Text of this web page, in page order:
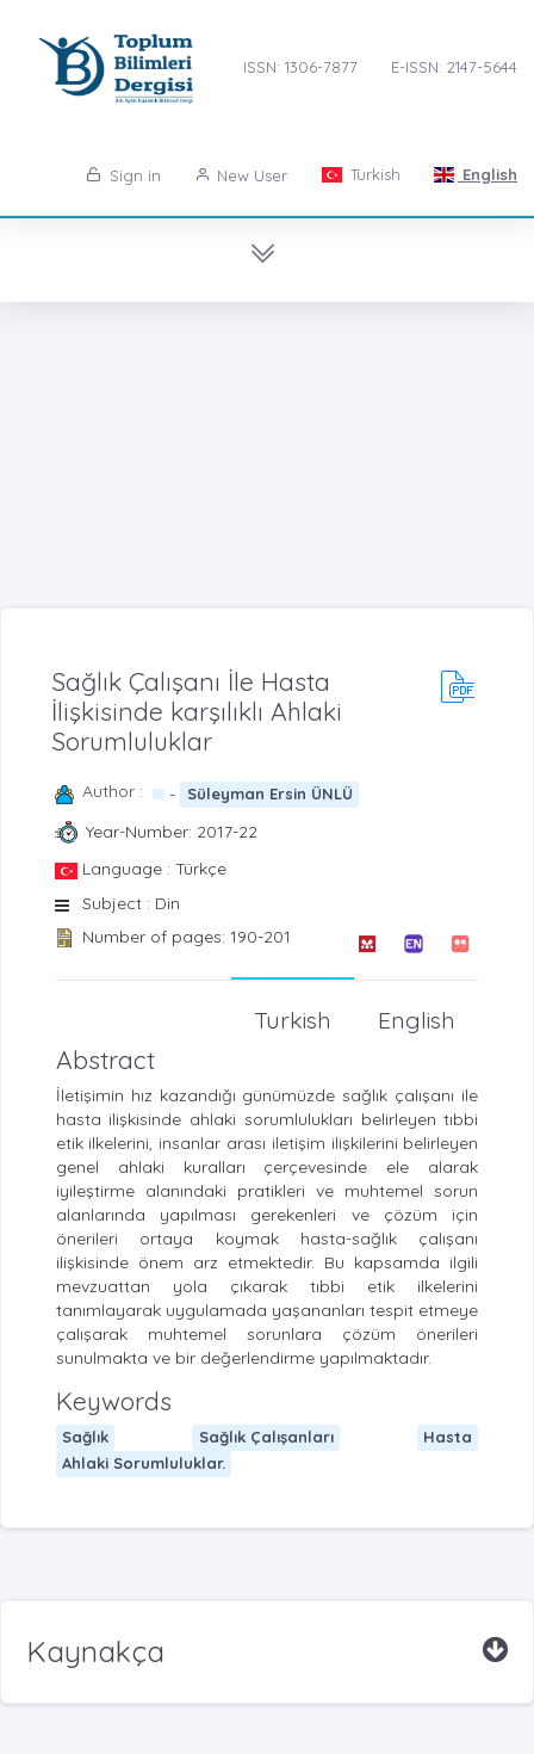
ISSN: 1306-7877 E-ISSN: 2147-5644
Sign in New User Turkish English
Sağlık Çalışanı İle Hasta
İlişkisinde karşılıklı Ahlaki
Sorumluluklar
Author : - Süleyman Ersin ÜNLÜ
Year-Number: 2017-22
Language : Türkçe
Subject : Din
Number of pages: 190-201
English
Turkish
Abstract
İletişimin hız kazandığı günümüzde sağlık çalışanı ile
hasta ilişkisinde ahlaki sorumlulukları belirleyen tıbbi
etik ilkelerini, insanlar arası iletişim ilişkilerini belirleyen
genel ahlaki kuralları çerçevesinde ele alarak
iyileştirme alanındaki pratikleri ve muhtemel sorun
alanlarında yapılması gerekenleri ve çözüm için
önerileri ortaya koymak hasta-sağlık çalışanı
ilişkisinde önem arz etmektedir. Bu kapsamda ilgili
mevzuattan yola çıkarak tıbbi etik ilkelerini
tanımlayarak uygulamada yaşananları tespit etmeye
çalışarak muhtemel sorunlara çözüm önerileri
sunulmakta ve bir değerlendirme yapılmaktadır.
Keywords
Sağlık Sağlık Çalışanları
Hasta
Ahlaki Sorumluluklar.
Kaynakça